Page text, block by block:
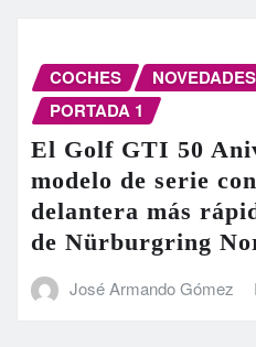
COCHES
PORTADA 1
El Golf GTI 50
modelo de serie
delantera más
de Nürburgring
José Armando Gómez